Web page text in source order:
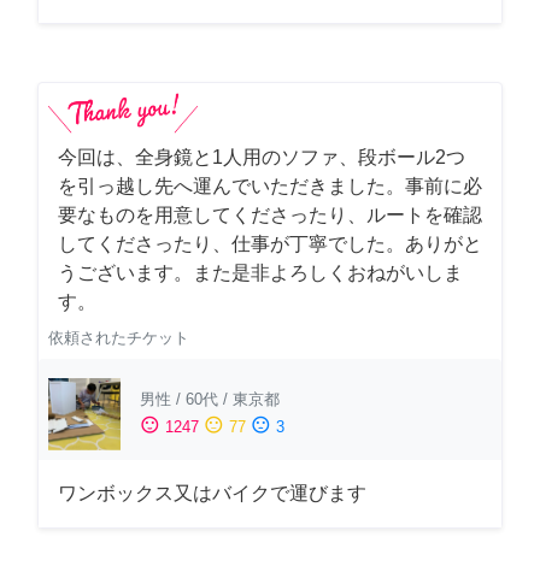
今回は、全身鏡と1人用のソファ、段ボール2つ
を引っ越し先へ運んでいただきました。事前に必
要なものを用意してくださったり、ルートを確認
してくださったり、仕事が丁寧でした。ありがと
うございます。また是非よろしくおねがいしま
す。
依頼されたチケット
男性 / 60代 / 東京都
sentiment_satisfied 1247 sentiment_neutral 77 sentiment_dissatisfied 3
ワンボックス又はバイクで運びます